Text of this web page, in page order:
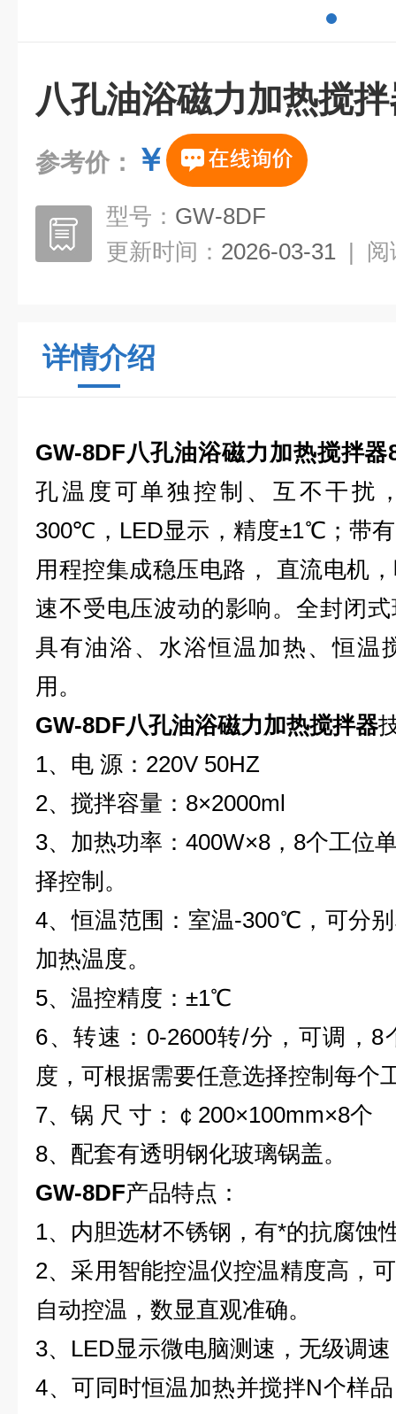
八孔油浴磁力加热搅
参考价： ￥
型号： GW-8DF
更新时间： 2026-03-31 | 阅
详情介绍
GW-8DF八孔油浴磁力加热搅拌器
孔温度可单独控制、互不干扰
300℃，LED显示，精度±1℃；带
用程控集成稳压电路， 直流电机
速不受电压波动的影响。全封闭
具有油浴、水浴恒温加热、恒温
用。
GW-8DF八孔油浴磁力加热搅拌器
1、电 源：220V 50HZ
2、搅拌容量：8×2000ml
3、加热功率：400W×8，8个工位
择控制。
4、恒温范围：室温-300℃，可分
加热温度。
5、温控精度：±1℃
6、转速：0-2600转/分，可调，
度，可根据需要任意选择控制每个
7、锅 尺 寸：￠200×100mm×8个
8、配套有透明钢化玻璃锅盖。
GW-8DF产品特点：
1、内胆选材不锈钢，有*的抗腐蚀
2、采用智能控温仪控温精度高，
自动控温，数显直观准确。
3、LED显示微电脑测速，无级调
4、可同时恒温加热并搅拌N个样